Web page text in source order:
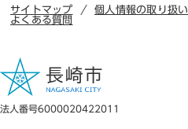
サイトマップ 個人情報の取り扱い
よくある質問
法人番号6000020422011